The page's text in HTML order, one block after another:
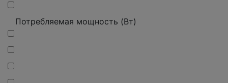
Потребляемая мощность (Вт)